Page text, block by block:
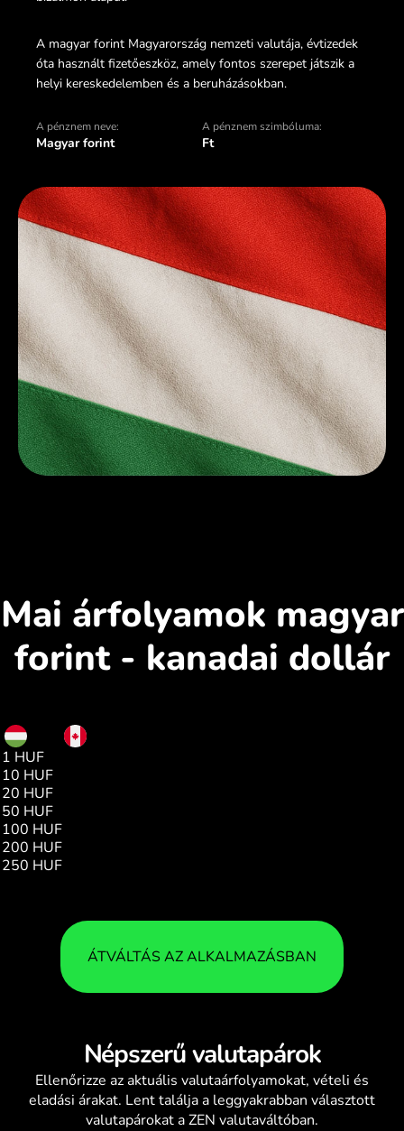
A magyar forint Magyarország nemzeti valutája, évtizedek
óta használt fizetőeszköz, amely fontos szerepet játszik a
helyi kereskedelemben és a beruházásokban.
A pénznem neve:
Magyar forint
A pénznem szimbóluma:
Ft
Mai árfolyamok magyar
forint - kanadai dollár
HUF
1 HUF
10 HUF
20 HUF
50 HUF
100 HUF
200 HUF
250 HUF
ÁTVÁLTÁS AZ ALKALMAZÁSBAN
Népszerű valutapárok
Ellenőrizze az aktuális valutaárfolyamokat, vételi és
eladási árakat. Lent találja a leggyakrabban választott
valutapárokat a ZEN valutaváltóban.